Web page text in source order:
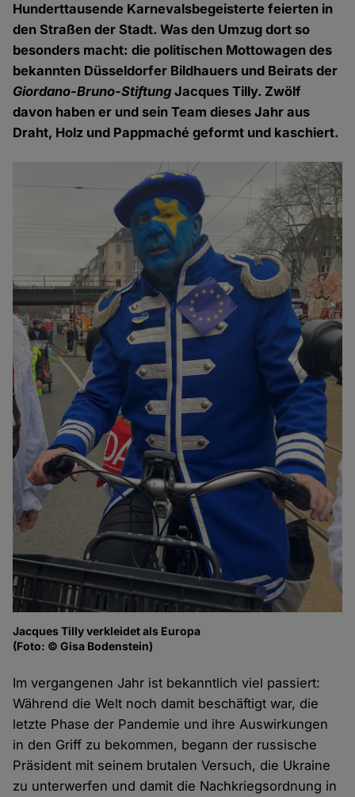
Hunderttausende Karnevalsbegeisterte feierten in
den Straßen der Stadt. Was den Umzug dort so
besonders macht: die politischen Mottowagen des
bekannten Düsseldorfer Bildhauers und Beirats der
Giordano-Bruno-Stiftung Jacques Tilly. Zwölf
davon haben er und sein Team dieses Jahr aus
Draht, Holz und Pappmaché geformt und kaschiert.
Jacques Tilly verkleidet als Europa
(Foto: © Gisa Bodenstein)
Im vergangenen Jahr ist bekanntlich viel passiert:
Während die Welt noch damit beschäftigt war, die
letzte Phase der Pandemie und ihre Auswirkungen
in den Griff zu bekommen, begann der russische
Präsident mit seinem brutalen Versuch, die Ukraine
zu unterwerfen und damit die Nachkriegsordnung in